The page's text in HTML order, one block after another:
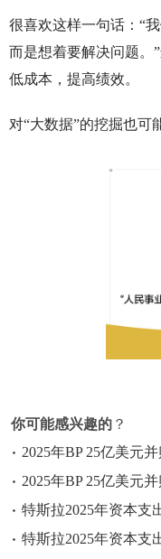
很喜欢这样一句话：“
而是想着要解决问题。
低成本，提高绩效。
对“大数据”的挖掘也可
你可能感兴趣的 ？
2025年BP 25亿美元
2025年BP 25亿美元
特斯拉2025年资本支
特斯拉2025年资本支